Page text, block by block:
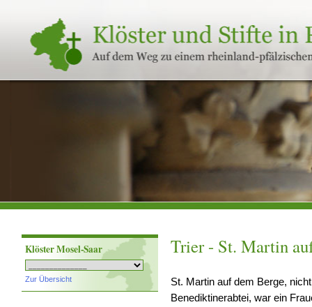
Klöster
und
Stifte
in
Rheinland-
Klöster Mosel-Saar
Zur Übersicht
Trier - St. Martin
St. Martin auf dem Berge,
Benediktinerabtei, war ein